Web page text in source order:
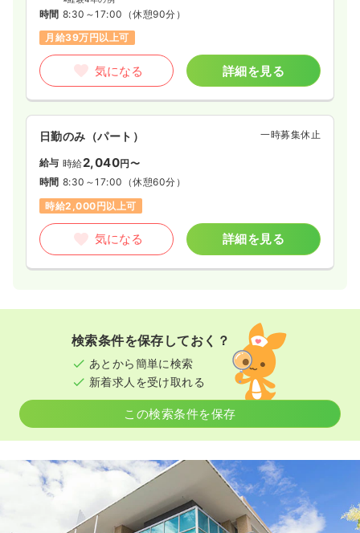
時間 8:30～17:00 （休憩90分）
月給39万円以上可
気になる 詳細を見る
日勤のみ（パート） 一時募集休止
給与 時給2,040円〜
時間 8:30～17:00 （休憩60分）
時給2,000円以上可
気になる 詳細を見る
検索条件を保存しておく？
あとから簡単に検索
新着求人を受け取れる
この検索条件を保存